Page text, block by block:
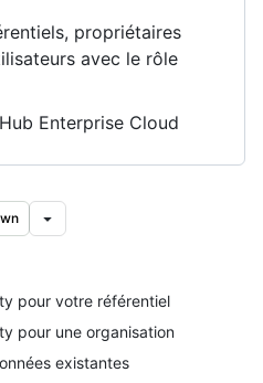
propriétaires
avec le rôle
Enterprise Cloud
pour votre référentiel
pour une organisation
existantes